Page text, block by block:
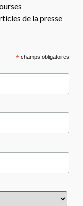
de la presse
* champs obligatoires